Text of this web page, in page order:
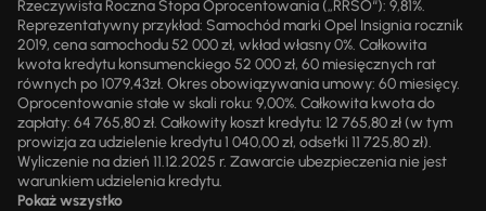
Rzeczywista Roczna Stopa Oprocentowania („RRSO“): 9,81%.
Reprezentatywny przykład: Samochód marki Opel Insignia rocznik
2019, cena samochodu 52 000 zł, wkład własny 0%. Całkowita
kwota kredytu konsumenckiego 52 000 zł, 60 miesięcznych rat
równych po 1079,43zł. Okres obowiązywania umowy: 60 miesięcy.
Oprocentowanie stałe w skali roku: 9,00%. Całkowita kwota do
zapłaty: 64 765,80 zł. Całkowity koszt kredytu: 12 765,80 zł (w tym
prowizja za udzielenie kredytu 1 040,00 zł, odsetki 11 725,80 zł).
Wyliczenie na dzień 11.12.2025 r. Zawarcie ubezpieczenia nie jest
warunkiem udzielenia kredytu.
Pokaż wszystko